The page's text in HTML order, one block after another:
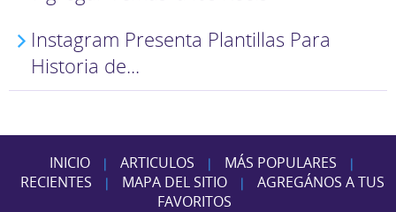
Instagram Presenta Plantillas Para
Historia de...
INICIO | ARTICULOS | MÁS POPULARES |
RECIENTES | MAPA DEL SITIO |
AGREGÁNOS A TUS
FAVORITOS